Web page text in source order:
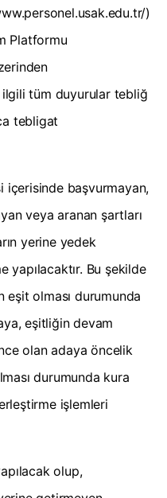
)
Platformu
tüm duyurular tebliğ
tebligat
içerisinde başvurmayan,
veya aranan şartları
yerine yedek
yapılacaktır. Bu şekilde
eşit olması durumunda
eşitliğin devam
olan adaya öncelik
durumunda kura
işlemleri
olup,